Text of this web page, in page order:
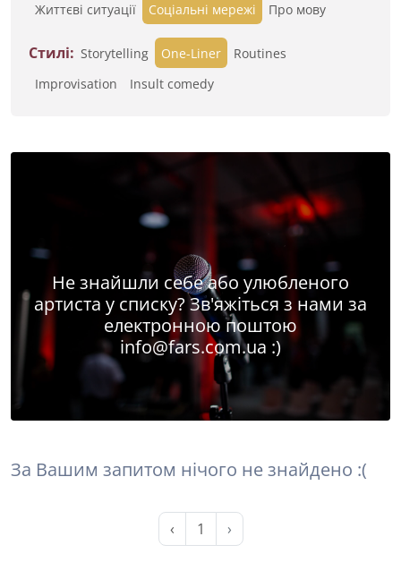
Життєві ситуації
Cоціальні мережі Про мову
Стилі: Storytelling One-Liner
Routines
Improvisation
Insult comedy
Не знайшли себе або улюбленого
артиста у списку? Зв'яжіться з нами за
електронною поштою
info@fars.com.ua :)
За Вашим запитом нічого не знайдено :(
‹ 1 ›